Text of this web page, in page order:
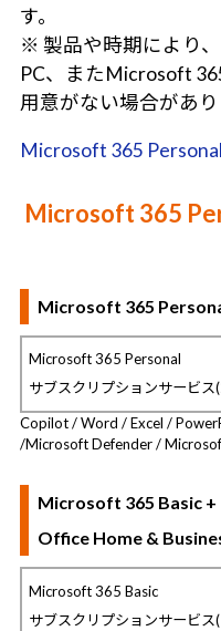
す。
※ 製品や時期により
PC、またMicrosoft
用意がない場合があり
Microsoft 365
Microsoft 365
Microsoft 365
Microsoft 365 Personal
サブスクリプションサービス
Copilot / Word / Excel /
/Microsoft Defender /
Microsoft 365 Basic +
Office Home &
Microsoft 365 Basic
サブスクリプションサービス